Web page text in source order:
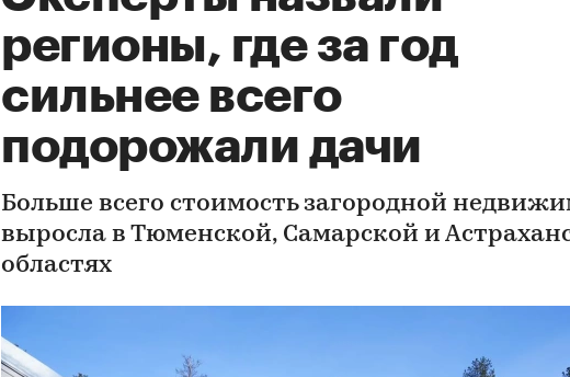
регионы, где за год
сильнее всего
подорожали дачи
Больше всего стоимость загородной
выросла в Тюменской, Самарской и
областях